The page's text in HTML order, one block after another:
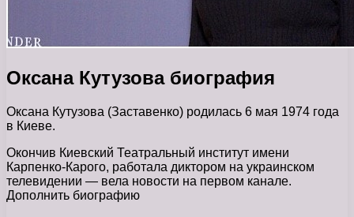
Оксана Кутузова биография
Оксана Кутузова (Заставенко) родилась 6 мая 1974 года
в Киеве.
Окончив Киевский Театральный институт имени
Карпенко-Карого, работала диктором на украинском
телевидении — вела новости на первом канале.
Дополнить биографию